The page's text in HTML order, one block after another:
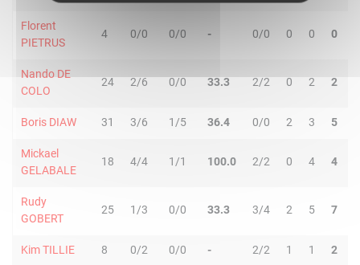
Florent
PIETRUS
4 0/0 0/0 - 0/0 0 0 0
Nando DE
COLO
24 2/6 0/0 33.3 2/2 0 2 2
Boris DIAW 31 3/6 1/5 36.4 0/0 2 3 5
Mickael
GELABALE
18 4/4 1/1 100.0 2/2 0 4 4
Rudy
GOBERT
25 1/3 0/0 33.3 3/4 2 5 7
Kim TILLIE 8 0/2 0/0 - 2/2 1 1 2